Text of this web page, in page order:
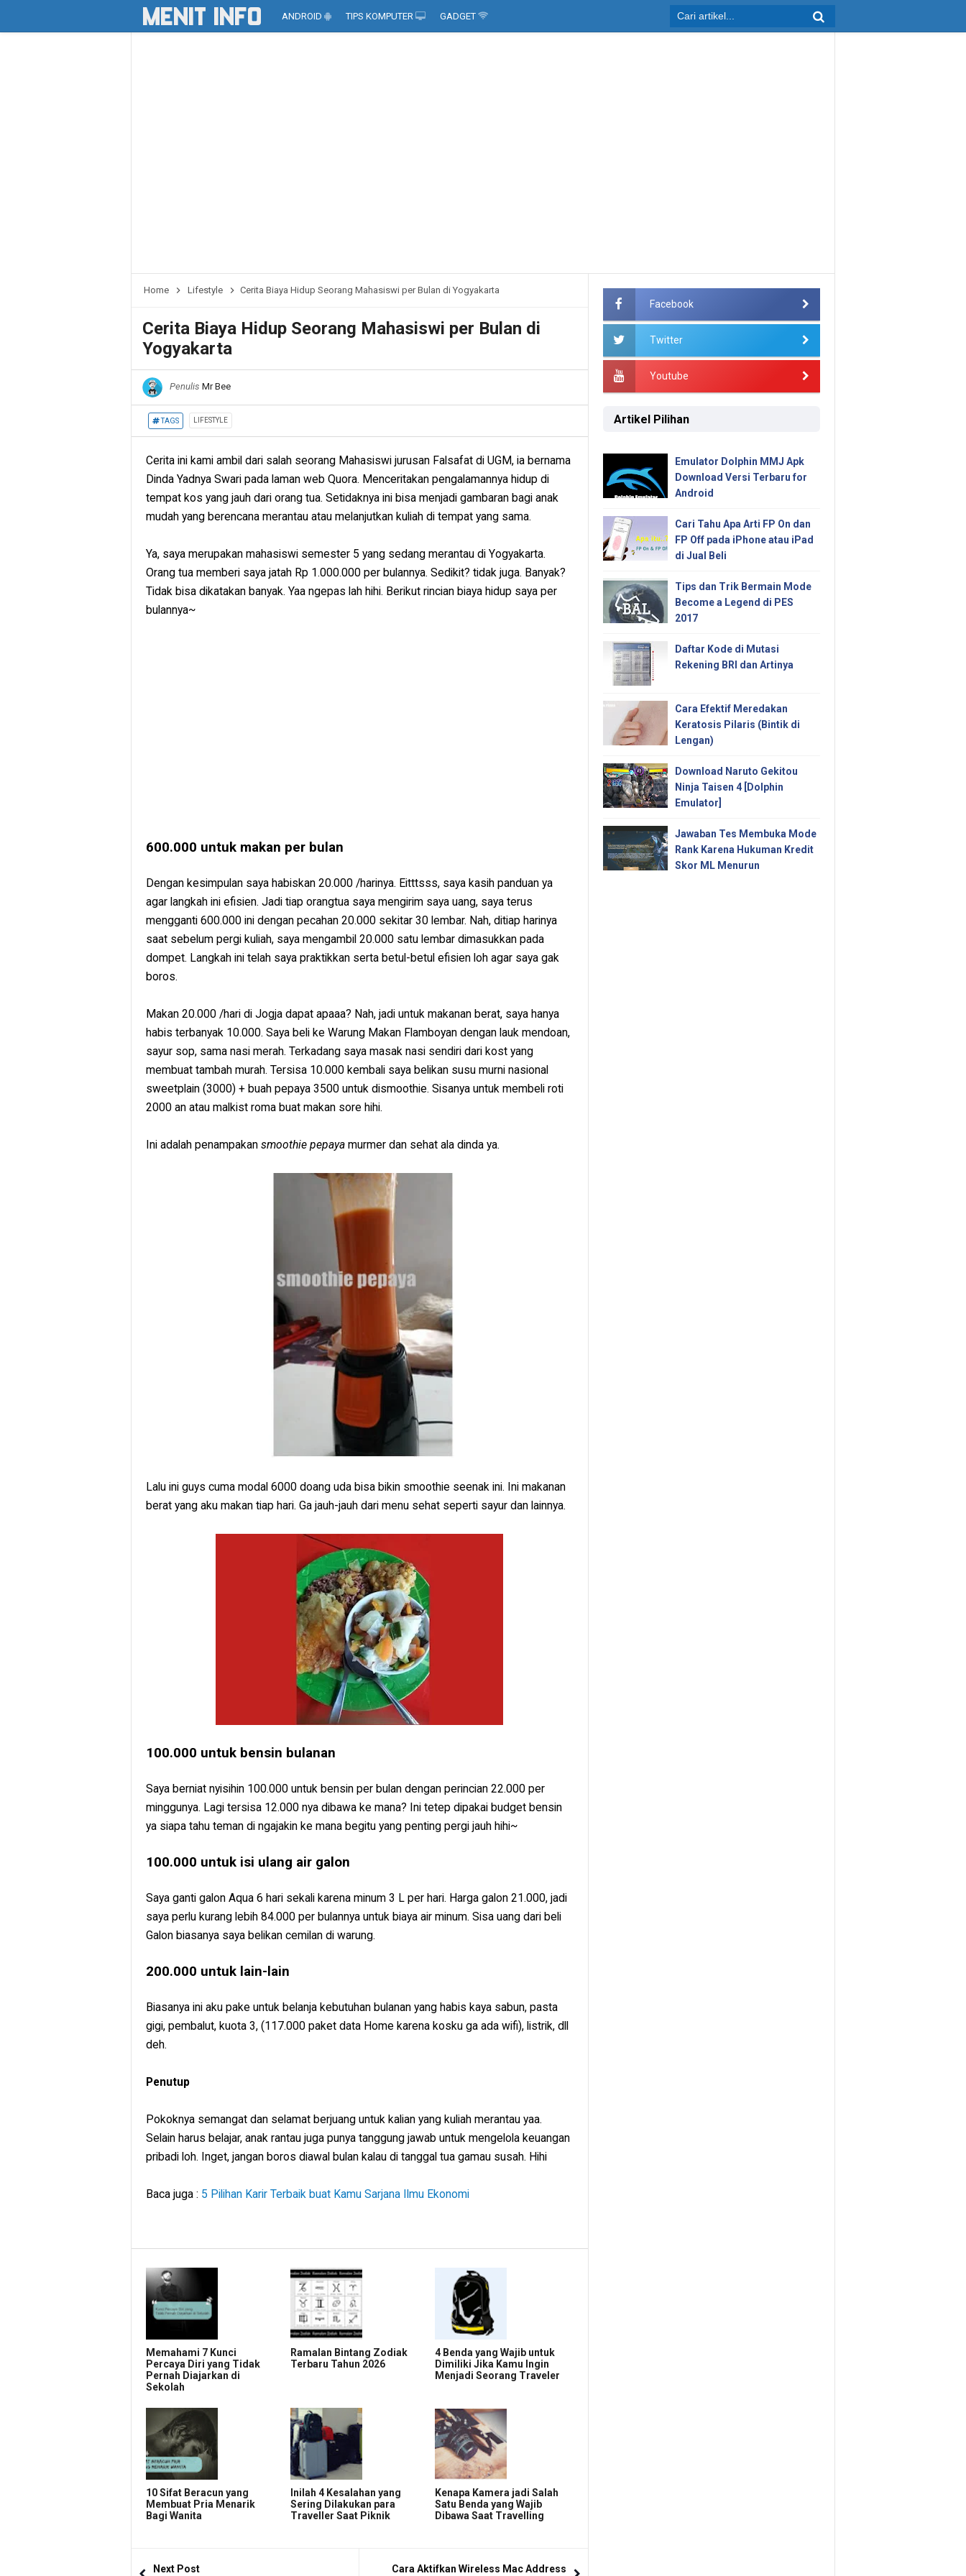
ANDROID TIPS KOMPUTER GADGET
Home Lifestyle Cerita Biaya Hidup Seorang Mahasiswi per Bulan di Yogyakarta
Cerita Biaya Hidup Seorang Mahasiswi per Bulan di
Yogyakarta
Penulis Mr Bee
TAGS LIFESTYLE
Cerita ini kami ambil dari salah seorang Mahasiswi jurusan Falsafat di UGM, ia bernama
Dinda Yadnya Swari pada laman web Quora. Menceritakan pengalamannya hidup di
tempat kos yang jauh dari orang tua. Setidaknya ini bisa menjadi gambaran bagi anak
mudah yang berencana merantau atau melanjutkan kuliah di tempat yang sama.
Ya, saya merupakan mahasiswi semester 5 yang sedang merantau di Yogyakarta.
Orang tua memberi saya jatah Rp 1.000.000 per bulannya. Sedikit? tidak juga. Banyak?
Tidak bisa dikatakan banyak. Yaa ngepas lah hihi. Berikut rincian biaya hidup saya per
bulannya~
600.000 untuk makan per bulan
Dengan kesimpulan saya habiskan 20.000 /harinya. Eitttsss, saya kasih panduan ya
agar langkah ini efisien. Jadi tiap orangtua saya mengirim saya uang, saya terus
mengganti 600.000 ini dengan pecahan 20.000 sekitar 30 lembar. Nah, ditiap harinya
saat sebelum pergi kuliah, saya mengambil 20.000 satu lembar dimasukkan pada
dompet. Langkah ini telah saya praktikkan serta betul-betul efisien loh agar saya gak
boros.
Makan 20.000 /hari di Jogja dapat apaaa? Nah, jadi untuk makanan berat, saya hanya
habis terbanyak 10.000. Saya beli ke Warung Makan Flamboyan dengan lauk mendoan,
sayur sop, sama nasi merah. Terkadang saya masak nasi sendiri dari kost yang
membuat tambah murah. Tersisa 10.000 kembali saya belikan susu murni nasional
sweetplain (3000) + buah pepaya 3500 untuk dismoothie. Sisanya untuk membeli roti
2000 an atau malkist roma buat makan sore hihi.
Ini adalah penampakan smoothie pepaya murmer dan sehat ala dinda ya.
Lalu ini guys cuma modal 6000 doang uda bisa bikin smoothie seenak ini. Ini makanan
berat yang aku makan tiap hari. Ga jauh-jauh dari menu sehat seperti sayur dan lainnya.
100.000 untuk bensin bulanan
Saya berniat nyisihin 100.000 untuk bensin per bulan dengan perincian 22.000 per
minggunya. Lagi tersisa 12.000 nya dibawa ke mana? Ini tetep dipakai budget bensin
ya siapa tahu teman di ngajakin ke mana begitu yang penting pergi jauh hihi~
100.000 untuk isi ulang air galon
Saya ganti galon Aqua 6 hari sekali karena minum 3 L per hari. Harga galon 21.000, jadi
saya perlu kurang lebih 84.000 per bulannya untuk biaya air minum. Sisa uang dari beli
Galon biasanya saya belikan cemilan di warung.
200.000 untuk lain-lain
Biasanya ini aku pake untuk belanja kebutuhan bulanan yang habis kaya sabun, pasta
gigi, pembalut, kuota 3, (117.000 paket data Home karena kosku ga ada wifi), listrik, dll
deh.
Penutup
Pokoknya semangat dan selamat berjuang untuk kalian yang kuliah merantau yaa.
Selain harus belajar, anak rantau juga punya tanggung jawab untuk mengelola keuangan
pribadi loh. Inget, jangan boros diawal bulan kalau di tanggal tua gamau susah. Hihi
Baca juga : 5 Pilihan Karir Terbaik buat Kamu Sarjana Ilmu Ekonomi
Memahami 7 Kunci
Percaya Diri yang Tidak
Pernah Diajarkan di
Sekolah
Ramalan Bintang Zodiak
Terbaru Tahun 2026
4 Benda yang Wajib untuk
Dimiliki Jika Kamu Ingin
Menjadi Seorang Traveler
10 Sifat Beracun yang
Membuat Pria Menarik
Bagi Wanita
Inilah 4 Kesalahan yang
Sering Dilakukan para
Traveller Saat Piknik
Kenapa Kamera jadi Salah
Satu Benda yang Wajib
Dibawa Saat Travelling
Next Post
Cara Aktifkan Wireless Mac Address
Facebook
Twitter
Youtube
Artikel Pilihan
Emulator Dolphin MMJ Apk
Download Versi Terbaru for
Android
Cari Tahu Apa Arti FP On dan
FP Off pada iPhone atau iPad
di Jual Beli
Tips dan Trik Bermain Mode
Become a Legend di PES
2017
Daftar Kode di Mutasi
Rekening BRI dan Artinya
Cara Efektif Meredakan
Keratosis Pilaris (Bintik di
Lengan)
Download Naruto Gekitou
Ninja Taisen 4 [Dolphin
Emulator]
Jawaban Tes Membuka Mode
Rank Karena Hukuman Kredit
Skor ML Menurun